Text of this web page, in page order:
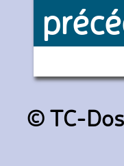
-
© TC-